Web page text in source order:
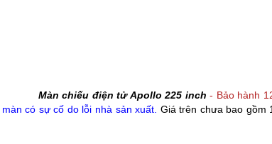
Màn chiếu điện tử Apollo 225 inch- Bảo hành
có sự cố do lỗi nhà sản xuất. Giá trên chưa bao gồm